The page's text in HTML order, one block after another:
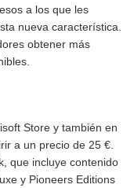
a los que les
nueva característica.
obtener más
Store y también en
a un precio de 25 €.
que incluye contenido
y Pioneers Editions